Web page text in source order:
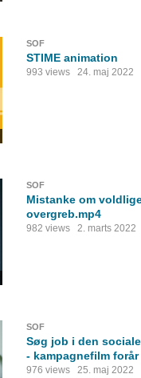
SOF
STIME animation
993 views 24. maj 2022
SOF
Mistanke om
overgreb.mp4
982 views 2. marts 2022
SOF
Søg job i den
- kampagnefilm forår
976 views 25. maj 2022